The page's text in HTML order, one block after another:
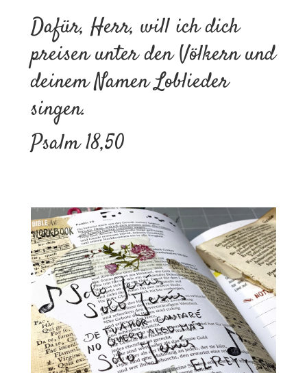
Dafür, Herr, will ich dich
preisen unter den Völkern und
deinem Namen Loblieder
singen.
Psalm 18,50